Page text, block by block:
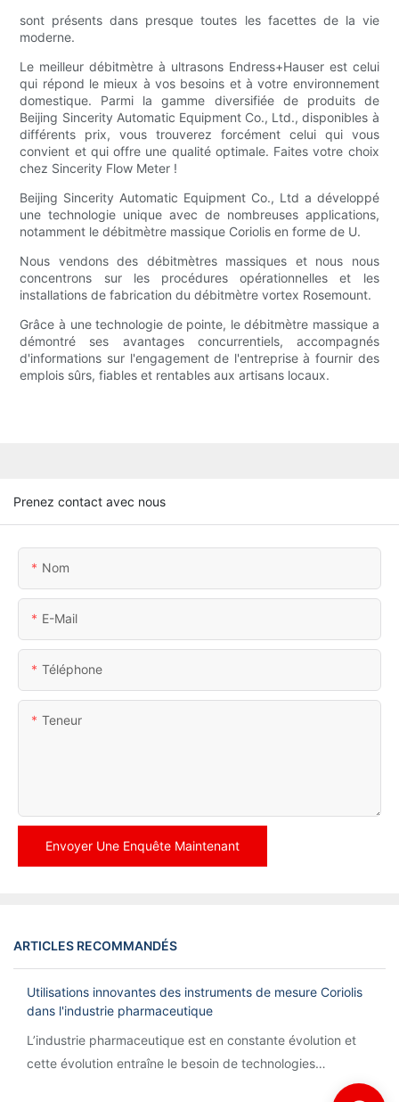
sont présents dans presque toutes les facettes de la vie
moderne.
Le meilleur débitmètre à ultrasons Endress+Hauser est celui
qui répond le mieux à vos besoins et à votre environnement
domestique. Parmi la gamme diversifiée de produits de
Beijing Sincerity Automatic Equipment Co., Ltd., disponibles à
différents prix, vous trouverez forcément celui qui vous
convient et qui offre une qualité optimale. Faites votre choix
chez Sincerity Flow Meter !
Beijing Sincerity Automatic Equipment Co., Ltd a développé
une technologie unique avec de nombreuses applications,
notamment le débitmètre massique Coriolis en forme de U.
Nous vendons des débitmètres massiques et nous nous
concentrons sur les procédures opérationnelles et les
installations de fabrication du débitmètre vortex Rosemount.
Grâce à une technologie de pointe, le débitmètre massique a
démontré ses avantages concurrentiels, accompagnés
d'informations sur l'engagement de l'entreprise à fournir des
emplois sûrs, fiables et rentables aux artisans locaux.
Prenez contact avec nous
Nom
E-Mail
Téléphone
Teneur
Envoyer Une Enquête Maintenant
ARTICLES RECOMMANDÉS
Utilisations innovantes des instruments de mesure Coriolis
dans l'industrie pharmaceutique
L’industrie pharmaceutique est en constante évolution et
cette évolution entraîne le besoin de technologies